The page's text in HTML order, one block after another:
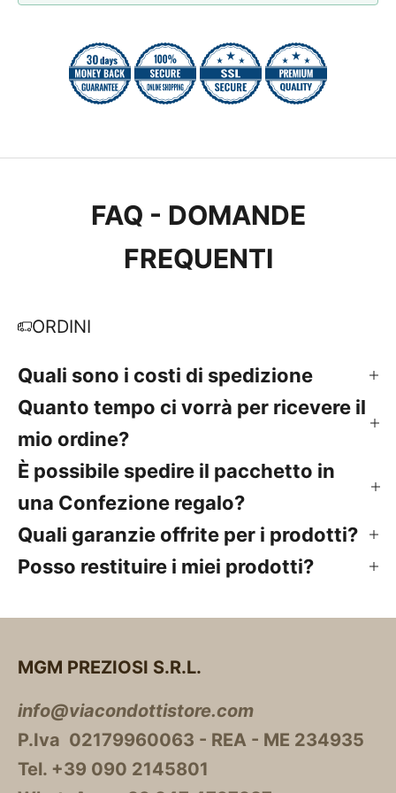
FAQ - DOMANDE
FREQUENTI
ORDINI
Quali sono i costi di spedizione
Quanto tempo ci vorrà per ricevere il
mio ordine?
È possibile spedire il pacchetto in
una Confezione regalo?
Quali garanzie offrite per i prodotti?
Posso restituire i miei prodotti?
MGM PREZIOSI S.R.L.
info@viacondottistore.com
P.Iva 02179960063 - REA - ME 234935
Tel. +39 090 2145801